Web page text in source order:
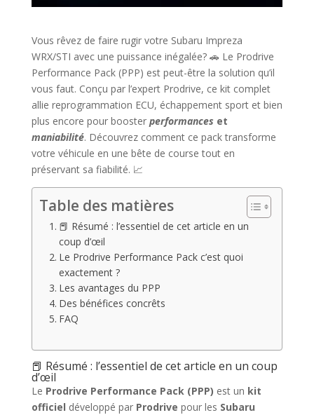
Vous rêvez de faire rugir votre Subaru Impreza
WRX/STI avec une puissance inégalée? 🚗 Le Prodrive
Performance Pack (PPP) est peut-être la solution qu’il
vous faut. Conçu par l’expert Prodrive, ce kit complet
allie reprogrammation ECU, échappement sport et bien
plus encore pour booster performances et
maniabilité. Découvrez comment ce pack transforme
votre véhicule en une bête de course tout en
préservant sa fiabilité. 📈
Table des matières
📕 Résumé : l’essentiel de cet article en un
coup d’œil
Le Prodrive Performance Pack c’est quoi
exactement ?
Les avantages du PPP
Des bénéfices concrêts
FAQ
📕 Résumé : l’essentiel de cet article en un coup
d’œil
Le Prodrive Performance Pack (PPP) est un kit
officiel développé par Prodrive pour les Subaru